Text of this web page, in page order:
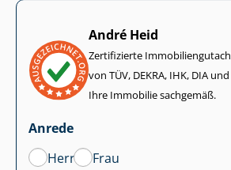
André Heid
Zertifizierte
von TÜV, DEKRA, IHK, DIA
Ihre Immobilie sachgemäß.
Anrede
Herr
Frau